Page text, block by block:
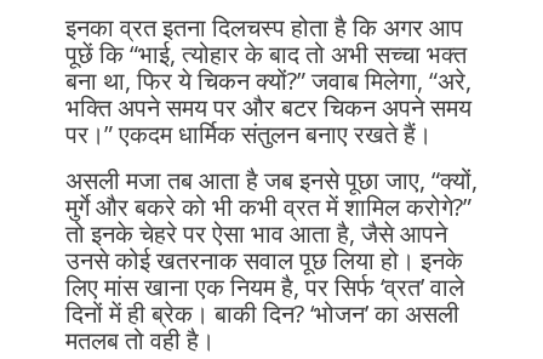
इनका व्रत इतना दिलचस्प होता है कि अगर आप
पूछें कि “भाई, त्योहार के बाद तो अभी सच्चा भक्त
बना था, फिर ये चिकन क्यों?” जवाब मिलेगा, “अरे,
भक्ति अपने समय पर और बटर चिकन अपने समय
पर।” एकदम धार्मिक संतुलन बनाए रखते हैं।
असली मजा तब आता है जब इनसे पूछा जाए, “क्यों,
मुर्गे और बकरे को भी कभी व्रत में शामिल करोगे?”
तो इनके चेहरे पर ऐसा भाव आता है, जैसे आपने
उनसे कोई खतरनाक सवाल पूछ लिया हो। इनके
लिए मांस खाना एक नियम है, पर सिर्फ ‘व्रत’ वाले
दिनों में ही ब्रेक। बाकी दिन? ‘भोजन’ का असली
मतलब तो वही है।